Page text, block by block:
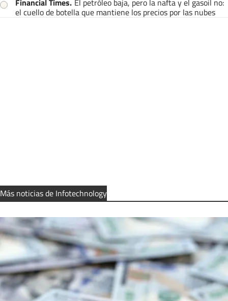
Financial Times. El petróleo baja, pero la nafta y el gasoil no:
el cuello de botella que mantiene los precios por las nubes
Más noticias de Infotechnology